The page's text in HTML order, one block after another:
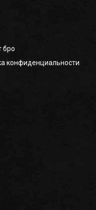
бро
конфиденциальности